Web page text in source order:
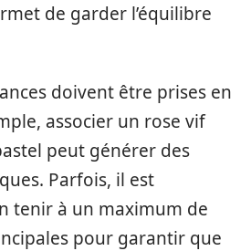
de garder l’équilibre
doivent être prises en
associer un rose vif
peut générer des
Parfois, il est
tenir à un maximum de
pour garantir que